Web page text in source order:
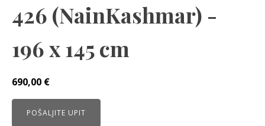
426 (NainKashmar) -
196 x 145 cm
690,00 €
POŠALJITE UPIT